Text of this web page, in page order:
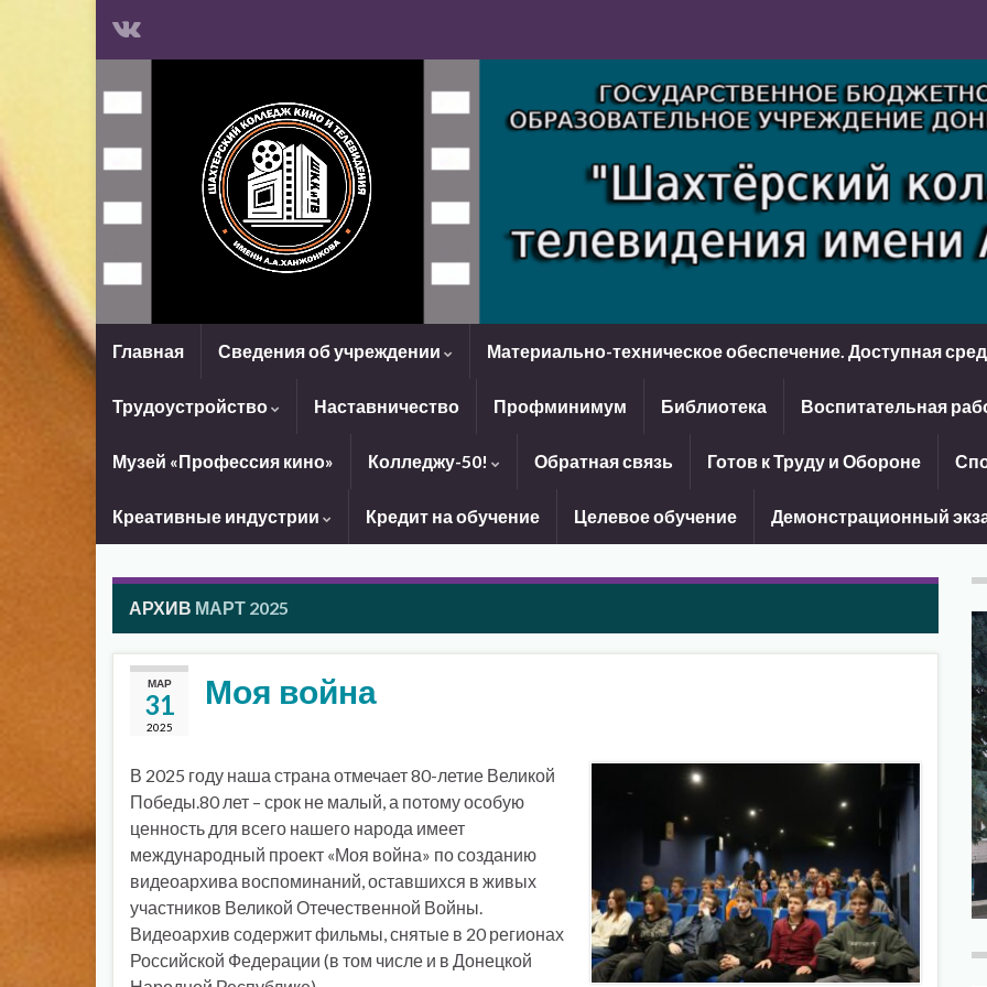
Главная Сведения об учреждении Материально-техническое обеспечение. Доступная
Трудоустройство Наставничество Профминимум Библиотека Воспитательная
Музей «Профессия кино» Колледжу-50! Обратная связь Готов к Труду и Обороне
Креативные индустрии Кредит на обучение Целевое обучение Демонстрационный
АРХИВ МАРТ 2025
МАР
31
2025
Моя война
В 2025 году наша страна отмечает 80-летие Великой
Победы.80 лет – срок не малый, а потому особую
ценность для всего нашего народа имеет
международный проект «Моя война» по созданию
видеоархива воспоминаний, оставшихся в живых
участников Великой Отечественной Войны.
Видеоархив содержит фильмы, снятые в 20 регионах
Российской Федерации (в том числе и в Донецкой